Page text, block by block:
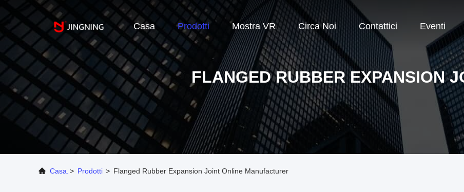
Casa Prodotti Mostra VR Circa Noi Contattici Eventi
FLANGED RUBBER EXPANSION
Casa. > Prodotti > Flanged Rubber Expansion Joint Online Manufacturer